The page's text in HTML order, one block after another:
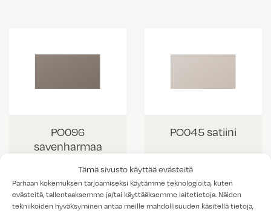
Tämä sivusto käyttää evästeitä
Parhaan kokemuksen tarjoamiseksi käytämme teknologioita, kuten
evästeitä, tallentaaksemme ja/tai käyttääksemme laitetietoja. Näiden
tekniikoiden hyväksyminen antaa meille mahdollisuuden käsitellä tietoja,
PO096
savenharmaa
PO045 satiini